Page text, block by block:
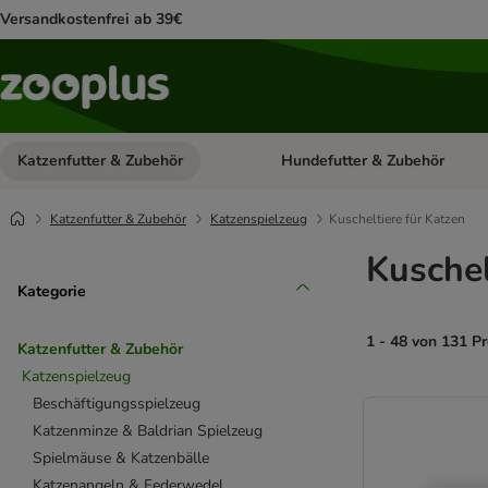
Versandkostenfrei ab 39€
Katzenfutter & Zubehör Kategorie-Menü öffnen:
Hundefutter & Zubehör
Katzenfutter & Zubehör Katzenspielzeug Kuscheltiere für Katzen
Kategorie
Katzenfutter & Zubehör
Katzenspielzeug
Beschäftigungsspielzeug
Katzenminze & Baldrian Spielzeug
Spielmäuse & Katzenbälle
1 - 48 von 131